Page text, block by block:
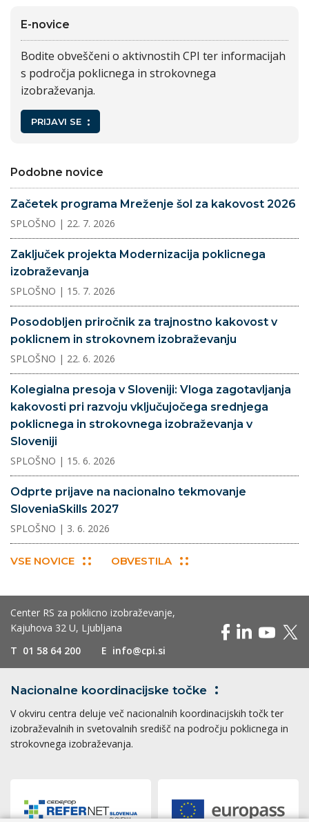
E-novice
Bodite obveščeni o aktivnostih CPI ter informacijah
s področja poklicnega in strokovnega
izobraževanja.
PRIJAVI SE
Podobne novice
Začetek programa Mreženje šol za kakovost 2026
SPLOŠNO | 22. 7. 2026
Zaključek projekta Modernizacija poklicnega
izobraževanja
SPLOŠNO | 15. 7. 2026
Posodobljen priročnik za trajnostno kakovost v
poklicnem in strokovnem izobraževanju
SPLOŠNO | 22. 6. 2026
Kolegialna presoja v Sloveniji: Vloga zagotavljanja
kakovosti pri razvoju vključujočega srednjega
poklicnega in strokovnega izobraževanja v
Sloveniji
SPLOŠNO | 15. 6. 2026
Odprte prijave na nacionalno tekmovanje
SloveniaSkills 2027
SPLOŠNO | 3. 6. 2026
VSE NOVICE OBVESTILA
Center RS za poklicno izobraževanje,
Kajuhova 32 U, Ljubljana
T 01 58 64 200 E info@cpi.si
Nacionalne koordinacijske točke
V okviru centra deluje več nacionalnih koordinacijskih točk ter
izobraževalnih in svetovalnih središč na področju poklicnega in
strokovnega izobraževanja.